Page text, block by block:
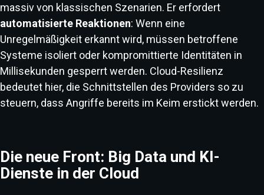
massiv von klassischen Szenarien. Er erfordert
automatisierte Reaktionen: Wenn eine
Unregelmäßigkeit erkannt wird, müssen betroffene
Systeme isoliert oder kompromittierte Identitäten in
Millisekunden gesperrt werden. Cloud-Resilienz
bedeutet hier, die Schnittstellen des Providers so zu
steuern, dass Angriffe bereits im Keim erstickt werden.
Die neue Front: Big Data und KI-
Dienste in der Cloud